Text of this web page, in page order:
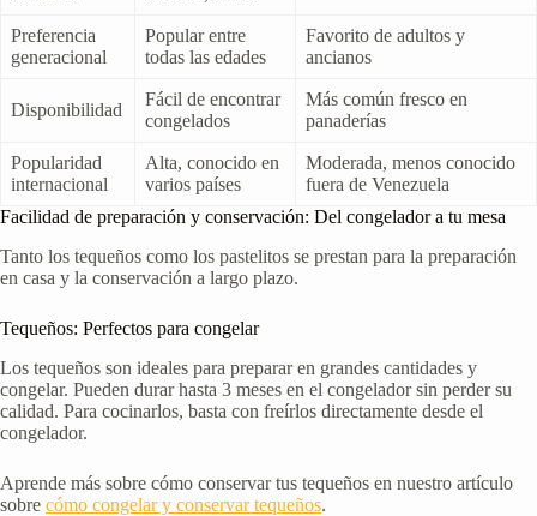
Preferencia
generacional
Popular entre
todas las edades
Favorito de adultos y
ancianos
Disponibilidad
Fácil de encontrar
congelados
Más común fresco en
panaderías
Popularidad
internacional
Alta, conocido en
varios países
Moderada, menos conocido
fuera de Venezuela
Facilidad de preparación y conservación: Del congelador a tu mesa
Tanto los tequeños como los pastelitos se prestan para la preparación
en casa y la conservación a largo plazo.
Tequeños: Perfectos para congelar
Los tequeños son ideales para preparar en grandes cantidades y
congelar. Pueden durar hasta 3 meses en el congelador sin perder su
calidad. Para cocinarlos, basta con freírlos directamente desde el
congelador.
Aprende más sobre cómo conservar tus tequeños en nuestro artículo
sobre cómo congelar y conservar tequeños.